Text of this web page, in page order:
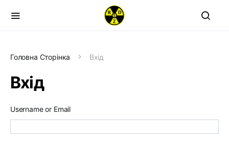
Головна Сторінка Вхід
Вхід
Username or Email